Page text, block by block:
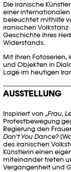
Die iranische
einer internationalen
beleuchtet mithilfe
iranischen
Geschichte ihres
Widerstands.
Mit ihren Fotoserien,
und Objekten in
Lage im heutigen
AUSSTELLUNG
Inspiriert von „Frau,
Protestbewegung
Regierung den
Don't You Dance?
des iranischen
Künstlerin einen
miteinander treten
Vergangenheit und